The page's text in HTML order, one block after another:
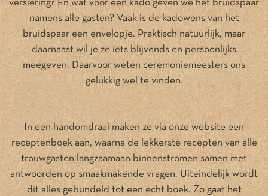
versiering? En wat voor een kado geven we het bruidspaar
namens alle gasten? Vaak is de kadowens van het
bruidspaar een envelopje. Praktisch natuurlijk, maar
daarnaast wil je ze iets blijvends en persoonlijks
meegeven. Daarvoor weten ceremoniemeesters ons
gelukkig wel te vinden.
In een handomdraai maken ze via onze website een
receptenboek aan, waarna de lekkerste recepten van alle
trouwgasten langzaamaan binnenstromen samen met
antwoorden op smaakmakende vragen. Uiteindelijk wordt
dit alles gebundeld tot een echt boek. Zo gaat het